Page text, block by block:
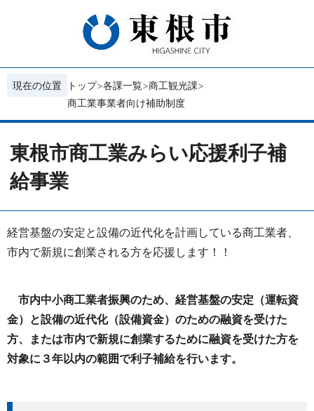
現在の位置 トップ 各課一覧 商工観光課
商工業事業者向け補助制度
東根市商工業みらい応援利子補
給事業
経営基盤の安定と設備の近代化を計画している商工業者、
市内で新規に創業される方を応援します！！
市内中小商工業者振興のため、経営基盤の安定（運転資
金）と設備の近代化（設備資金）のための融資を受けた
方、または市内で新規に創業するために融資を受けた方を
対象に３年以内の範囲で利子補給を行います。